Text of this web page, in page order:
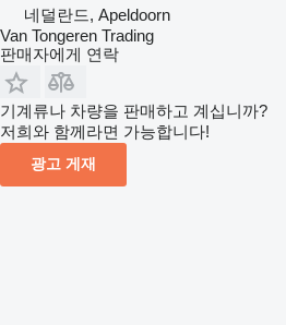
네덜란드, Apeldoorn
Van Tongeren Trading
판매자에게 연락
기계류나 차량을 판매하고 계십니까?
저희와 함께라면 가능합니다!
광고 게재